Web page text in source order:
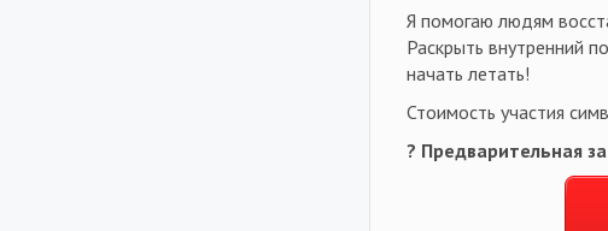
Я помогаю людям
Раскрыть внутренний
начать летать!
Стоимость участия
? Предварительная